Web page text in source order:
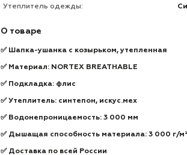
Утеплитель одежды:
О товаре
✅ Шапка-ушанка с козырьком, утепленная
✅ Материал: NORTEX BREATHABLE
✅ Подкладка: флис
✅ Утеплитель: синтепон, искус.мех
✅ Водонепроницаемость: 3 000 мм
✅ Дышащая способность материала: 3 000 г/
✅ Доставка по всей России